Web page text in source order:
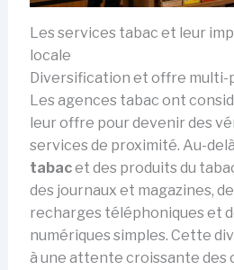
Les services tabac et leur
locale
Diversification et offre multi-
Les agences tabac ont
leur offre pour devenir des
services de proximité. Au-
tabacet des produits du
des journaux et magazines,
recharges téléphoniques et
numériques simples. Cette
à une attente croissante des